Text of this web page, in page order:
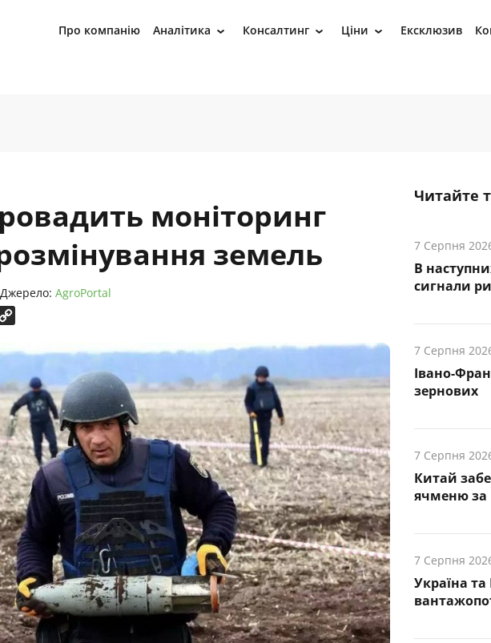
Про компанію Аналітика › Консалтинг › Ціни › Ексклюзив
моніторинг
земель
Джерело: AgroPortal
Читайте
7 Серпня
В
cигнали
7 Серпня
Івано-
зернових
7 Серпня
Китай
ячменю за
7 Серпня
Україна